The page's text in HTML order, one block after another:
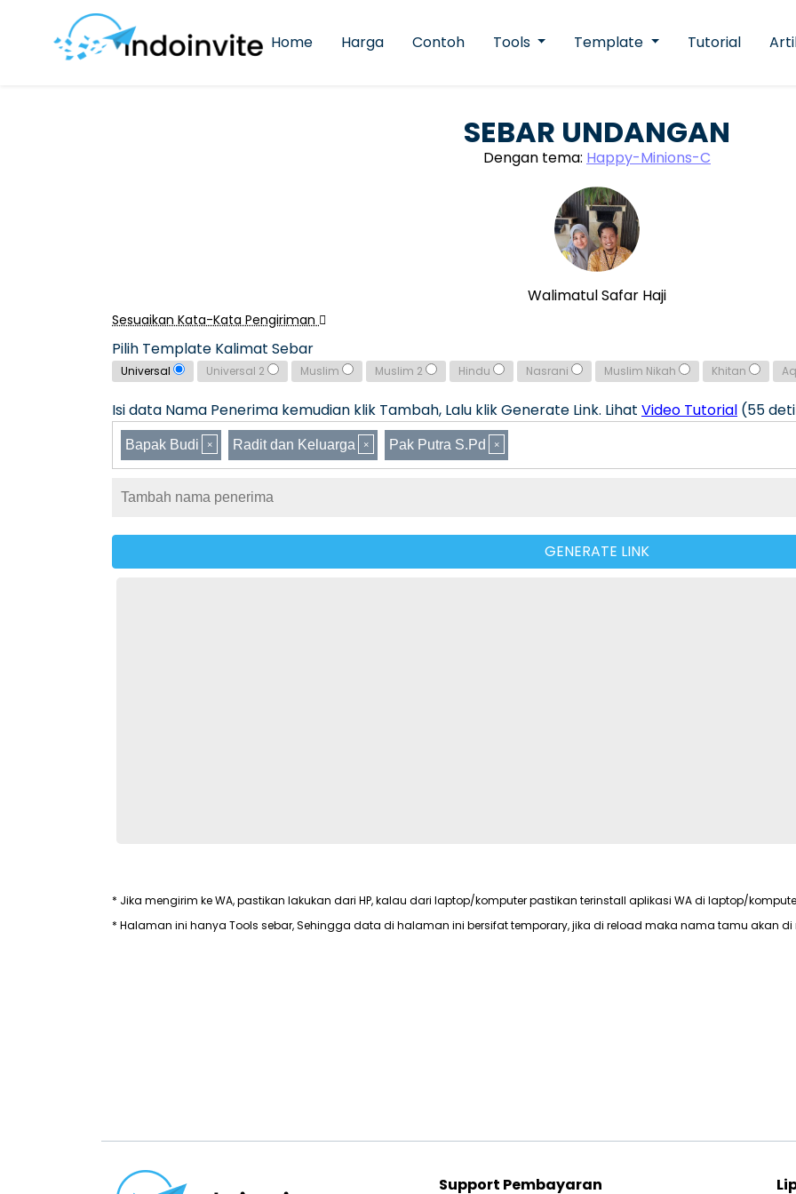
Home Harga Contoh Tools Template Tutorial
SEBAR UNDANGAN
Dengan tema: Happy-Minions-C
Walimatul Safar Haji
Sesuaikan Kata-Kata Pengiriman
Pilih Template Kalimat Sebar
Universal Universal 2 Muslim Muslim 2 Hindu Nasrani Muslim Nikah Khitan
Isi data Nama Penerima kemudian klik Tambah, Lalu klik Generate Link. Lihat Video Tutorial (55
Bapak Budi Radit dan Keluarga Pak Putra S.Pd
GENERATE LINK
* Jika mengirim ke WA, pastikan lakukan dari HP, kalau dari laptop/komputer pastikan terinstall aplikasi WA di laptop/
* Halaman ini hanya Tools sebar, Sehingga data di halaman ini bersifat temporary, jika di reload maka nama tamu akan di
Support Pembayaran